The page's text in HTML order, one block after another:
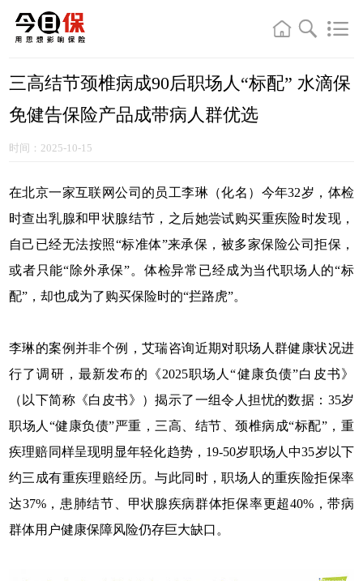
三高结节颈椎病成90后职场人“标配” 水滴保
免健告保险产品成带病人群优选
时间：2025-10-15
在北京一家互联网公司的员工李琳（化名）今年32岁，体检
时查出乳腺和甲状腺结节，之后她尝试购买重疾险时发现，
自己已经无法按照“标准体”来承保，被多家保险公司拒保，
或者只能“除外承保”。体检异常已经成为当代职场人的“标
配”，却也成为了购买保险时的“拦路虎”。
李琳的案例并非个例，艾瑞咨询近期对职场人群健康状况进
行了调研，最新发布的《2025职场人“健康负债”白皮书》
（以下简称《白皮书》）揭示了一组令人担忧的数据：35岁
职场人“健康负债”严重，三高、结节、颈椎病成“标配”，重
疾理赔同样呈现明显年轻化趋势，19-50岁职场人中35岁以下
约三成有重疾理赔经历。与此同时，职场人的重疾险拒保率
达37%，患肺结节、甲状腺疾病群体拒保率更超40%，带病
群体用户健康保障风险仍存巨大缺口。